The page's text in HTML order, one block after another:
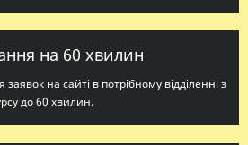
на 60 хвилин
на сайті в потрібному відділенні з
до 60 хвилин.